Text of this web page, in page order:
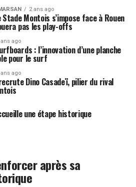
2 ans ago
Stade Montois s’impose face à Rouen
pas les play-offs
ans ago
: l’innovation d’une planche
pour le surf
ans ago
recrute Dino Casadeï, pilier du rival
une étape historique
après sa